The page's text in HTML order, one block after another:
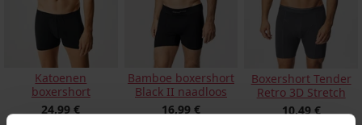
Katoenen
boxershort
24,99 €
Bamboe boxershort
Black II naadloos
16,99 €
Boxershort Tender
Retro 3D Stretch
10,49 €